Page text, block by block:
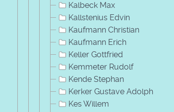
Kalbeck Max
Kallstenius Edvin
Kaufmann Christian
Kaufmann Erich
Keller Gottfried
Kemmeter Rudolf
Kende Stephan
Kerker Gustave Adolph
Kes Willem